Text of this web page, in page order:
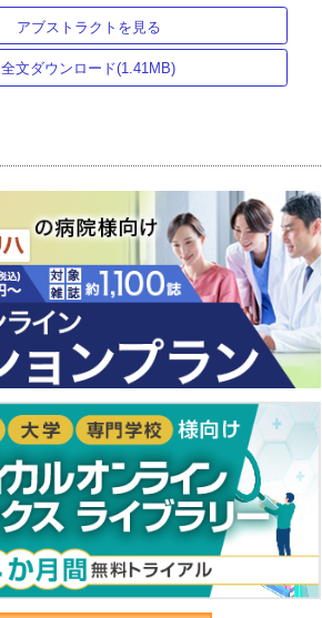
アブストラクトを見る
全文ダウンロード(1.41MB)